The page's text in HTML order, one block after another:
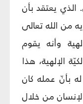
الذي يعتقد بأن
من الله تعالى
وأنه يقوم
الإلهية، هذا
بأنّ عمله كان
من خلال